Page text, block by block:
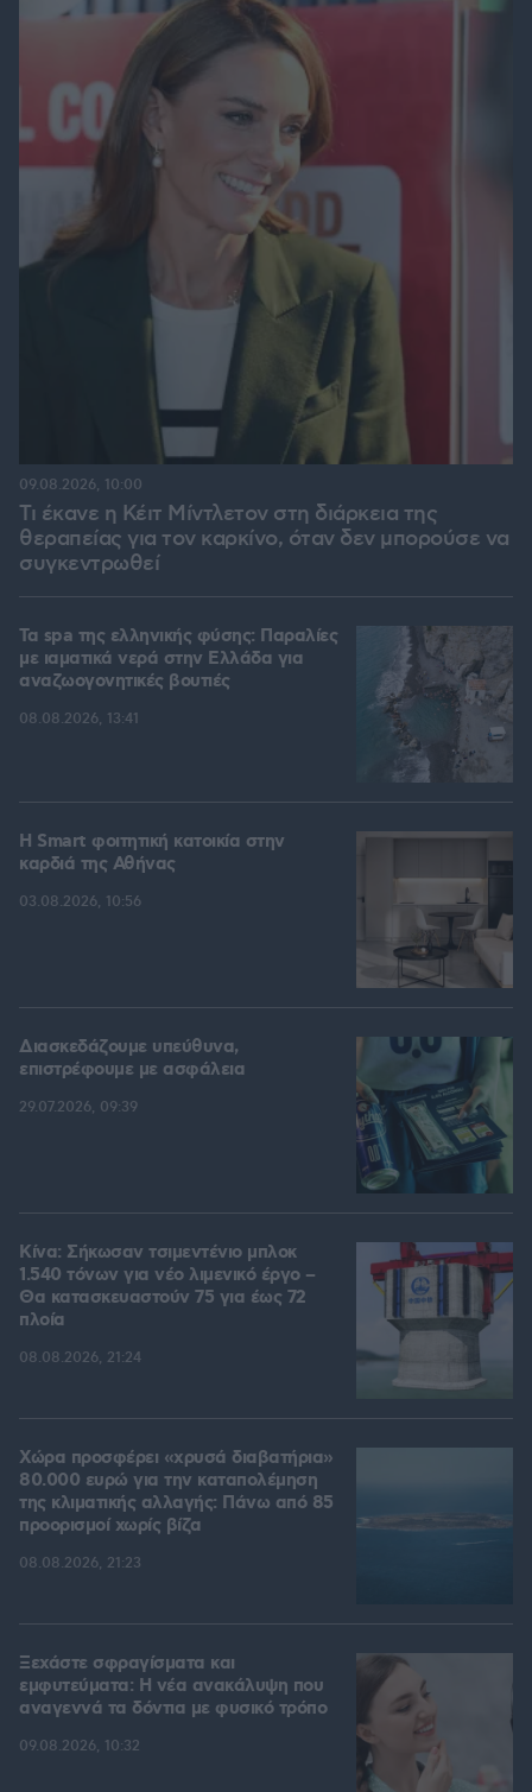
Τι έκανε η Κέιτ Μίντλετον στη διάρκεια της
θεραπείας για τον καρκίνο, όταν δεν μπορούσε να
συγκεντρωθεί
09.08.2026, 10:00
Τα spa της ελληνικής φύσης: Παραλίες
με ιαματικά νερά στην Ελλάδα για
αναζωογονητικές βουτιές
08.08.2026, 13:41
Η Smart φοιτητική κατοικία στην
καρδιά της Αθήνας
03.08.2026, 10:56
Διασκεδάζουμε υπεύθυνα,
επιστρέφουμε με ασφάλεια
29.07.2026, 09:39
Κίνα: Σήκωσαν τσιμεντένιο μπλοκ
1.540 τόνων για νέο λιμενικό έργο –
Θα κατασκευαστούν 75 για έως 72
πλοία
08.08.2026, 21:24
Χώρα προσφέρει «χρυσά διαβατήρια»
80.000 ευρώ για την καταπολέμηση
της κλιματικής αλλαγής: Πάνω από 85
προορισμοί χωρίς βίζα
08.08.2026, 21:23
Ξεχάστε σφραγίσματα και
εμφυτεύματα: Η νέα ανακάλυψη που
αναγεννά τα δόντια με φυσικό τρόπο
09.08.2026, 10:32